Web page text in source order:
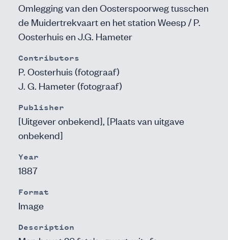
Omlegging van den Oosterspoorweg tusschen
de Muidertrekvaart en het station Weesp / P.
Oosterhuis en J.G. Hameter
Contributors
P. Oosterhuis (fotograaf)
J. G. Hameter (fotograaf)
Publisher
[Uitgever onbekend], [Plaats van uitgave
onbekend]
Year
1887
Format
Image
Description